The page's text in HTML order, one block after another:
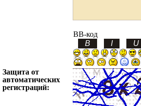
BB-код
Защита от
автоматических
регистраций: